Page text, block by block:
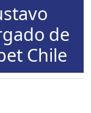
de
Chile